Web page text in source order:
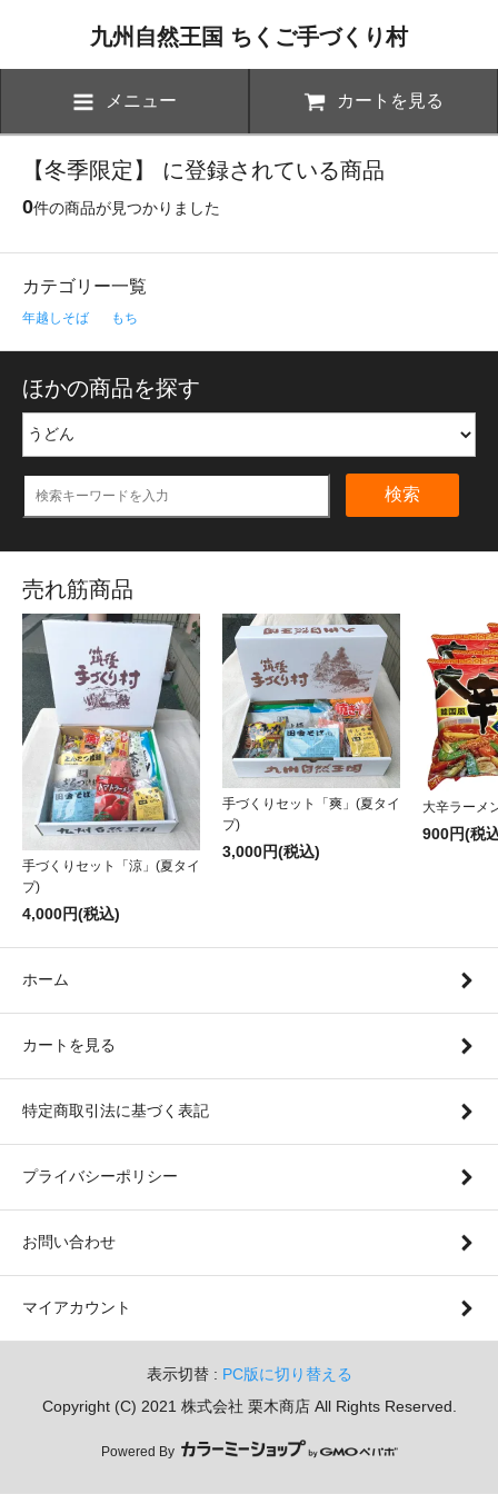
九州自然王国 ちくご手づくり村
メニュー カートを見る
【冬季限定】 に登録されている商品
0件の商品が見つかりました
カテゴリー一覧
年越しそば もち
ほかの商品を探す
検索
売れ筋商品
手づくりセット「涼」(夏タイ
プ)
4,000円(税込)
手づくりセット「爽」(夏タイ
プ)
3,000円(税込)
大辛ラーメ
900円(税
ホーム
カートを見る
特定商取引法に基づく表記
プライバシーポリシー
お問い合わせ
マイアカウント
表示切替 : PC版に切り替える
Copyright (C) 2021 株式会社 栗木商店 All Rights Reserved.
Powered By